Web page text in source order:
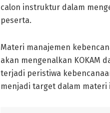
calon instruktur dalam
peserta.
Materi manajemen
akan mengenalkan KOKAM
terjadi peristiwa
menjadi target dalam materi